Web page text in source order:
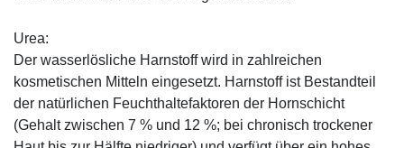
Urea:
Der wasserlösliche Harnstoff wird in zahlreichen
kosmetischen Mitteln eingesetzt. Harnstoff ist Bestandteil
der natürlichen Feuchthaltefaktoren der Hornschicht
(Gehalt zwischen 7 % und 12 %; bei chronisch trockener